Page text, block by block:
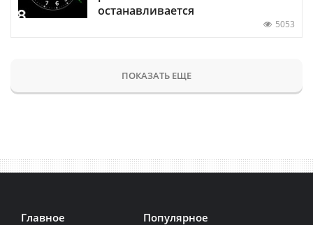
останавливается
5053
ПОКАЗАТЬ ЕЩЕ
Главное Популярное